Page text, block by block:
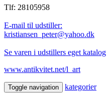
Tlf: 28105958
E-mail til udstiller:
kristiansen_peter@yahoo.dk
Se varen i udstillers eget katalog
www.antikvitet.net/l_art
Toggle navigation kategorier